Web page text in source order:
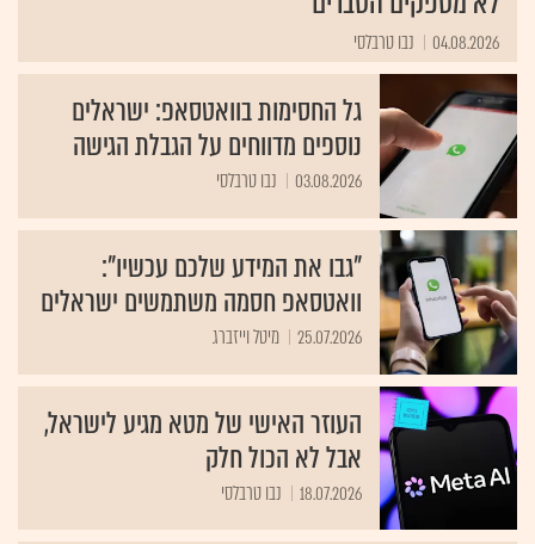
04.08.2026 נבו טרבלסי
גל החסימות בוואטסאפ: ישראלים
נוספים מדווחים על הגבלת הגישה
03.08.2026 נבו טרבלסי
"גבו את המידע שלכם עכשיו":
וואטסאפ חסמה משתמשים ישראלים
25.07.2026 מיטל וייזברג
העוזר האישי של מטא מגיע לישראל,
אבל לא הכול חלק
18.07.2026 נבו טרבלסי